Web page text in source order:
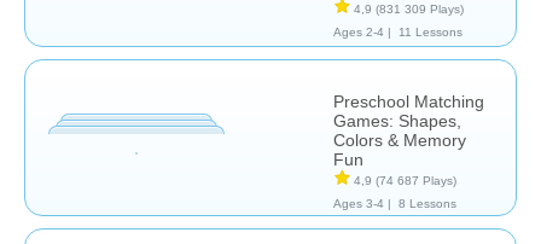
4,9 (831 309 Plays)
Ages 2-4 |
11 Lessons
Preschool Matching
Games: Shapes,
Colors & Memory
Fun
4,9 (74 687 Plays)
Ages 3-4 |
8 Lessons